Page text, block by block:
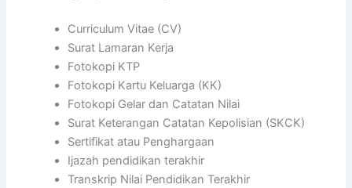
Curriculum Vitae (CV)
Surat Lamaran Kerja
Fotokopi KTP
Fotokopi Kartu Keluarga (KK)
Fotokopi Gelar dan Catatan Nilai
Surat Keterangan Catatan Kepolisian (SKCK)
Sertifikat atau Penghargaan
Ijazah pendidikan terakhir
Transkrip Nilai Pendidikan Terakhir